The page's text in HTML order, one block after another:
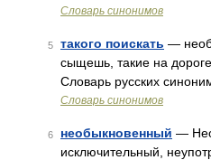
Словарь синонимов
5 такого поискать —
сыщешь, такие на
Словарь русских
Словарь синонимов
6 необыкновенный —
исключительный,